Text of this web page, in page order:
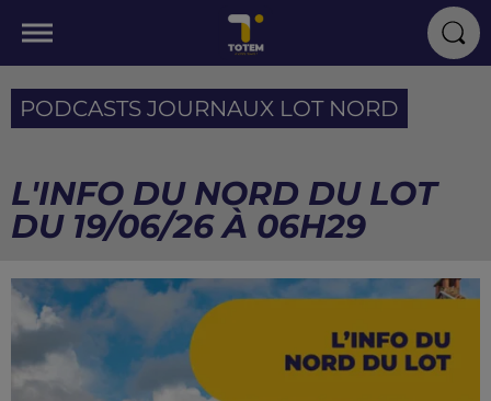
PODCASTS JOURNAUX LOT NORD
L'INFO DU NORD DU LOT
DU 19/06/26 À 06H29